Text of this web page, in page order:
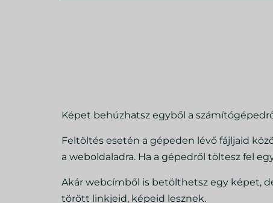
Képet behúzhatsz egyből a
Feltöltés esetén a gépeden lévő fájljaid
a weboldaladra. Ha a gépedről töltesz fel
Akár webcímből is betölthetsz egy képet,
törött linkjeid, képeid lesznek.